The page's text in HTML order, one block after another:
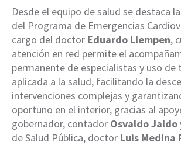
Desde el equipo de salud se destaca
del Programa de Emergencias
cargo del doctor Eduardo Llempen,
atención en red permite el
permanente de especialistas y uso de
aplicada a la salud, facilitando la
intervenciones complejas y
oportuno en el interior, gracias al
gobernador, contador Osvaldo Jaldo
de Salud Pública, doctor Luis Medina